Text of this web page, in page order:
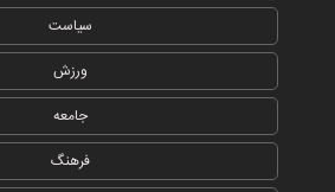
سیاست
ورزش
جامعه
فرهنگ